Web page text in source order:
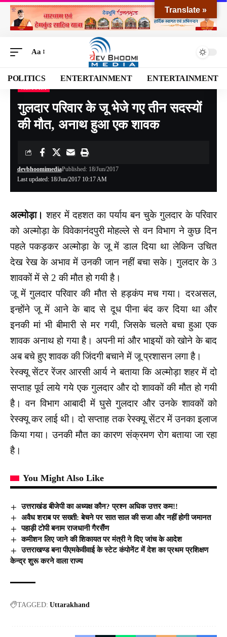
Aa
POLITICS ENTERTAINMENT ENTERTAINMENT
Devbhoomi Media>Blog>NATIONAL>UTTARAKHAND>ALMORA>गुलदार
गुलदार परिवार के जू भेजे गए तीन सदस्यों
की मौत, अनाथ हुआ एक शावक
Last updated: 18/Jun/2017 10:17 AM
devbhoomimediaPublished: 18/Jun/2017
अल्मोड़ा। शहर में दहशत का पर्याय बन चुके गुलदार के परिवार
को अल्मोड़ा के विवेकानंदपुरी मोहल्ले से वन विभाग ने कुछ दिन
पहले पकड़कर अल्मोड़ा के जू में डाल दिया था लेकिन उचित
देख रेख के अभाव में उनकी जान नहीं बचा सके। गुलदार के 3
शावकों में से 2 की मौत हो गयी है।
जू में गुलदार परिवार की मौत से हड़कंप मच गया। दरअसल,
इन्होंने जू में आने के बाद से दूध पीना बंद कर दिया था और
इनकी मां भी बीमारी से मर गयी, जिसके चलते बचा हुआ एक
शावक अनाथ हो गया है। अपनी मां और भाइयों को खोने के बाद
अब बचे हुए शावक की जिंदगी बचाने में जू प्रशासन लगा है।
रेस्क्यू सेंटर रेंजर आरसी आर्य ने बताया कि अल्मोड़ा शहर में दो
सप्ताह पूर्व लाये गये एक गुलदार और दो शावकों की मौत हो गयी
है। वन विभाग आबादी में घुसे गुलदार और उनके शावकों को
रेस्क्यू कर लाई थी। दो सप्ताह तक रेस्क्यू सेंटर में उनका इलाज
किया गया। उनकी मौत का कारण संक्रमण रोग बताया जा रहा
है।
You Might Also Like
उत्तराखंड बीजेपी का अध्यक्ष कौन? प्रश्न अधिक उत्तर कम!!
अवैध शराब पर सख्ती: बेचने पर सात साल की सजा और नहीं होगी जमानत
पहाड़ी टोपी बनाम राजधानी गैरसैंण
कमीशन लिए जाने की शिकायत पर मंत्री ने दिए जांच के आदेश
उत्तराखण्ड बना पीएमकेवीवाई के स्टेट कंपोनेंट में देश का प्रथम प्रशिक्षण
केन्द्र शुरू करने वाला राज्य
TAGGED: Uttarakhand
Translate »